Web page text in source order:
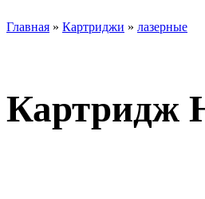
Главная » Картриджи » лазерные
Картридж